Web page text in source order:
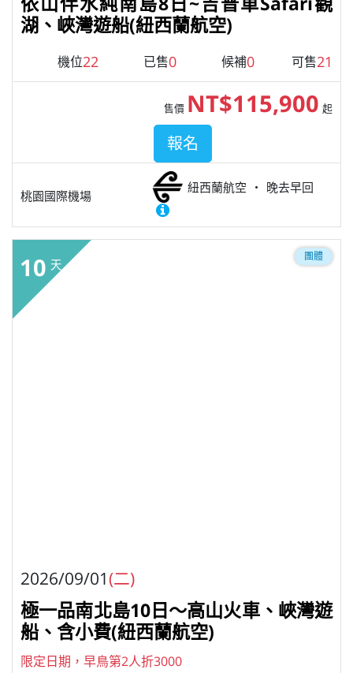
湖、峽灣遊船(紐西蘭航空)
機位22 已售0 候補0 可售21
桃園國際機場
紐西蘭航空 晚去早回
售價 NT$115,900 起
報名
10 天
團體
2026/09/01(二)
極一品南北島10日～高山火車、峽灣遊
船、含小費(紐西蘭航空)
限定日期，早鳥第2人折3000